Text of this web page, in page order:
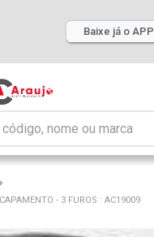
Baixe já o
- 3 FUROS : AC19009